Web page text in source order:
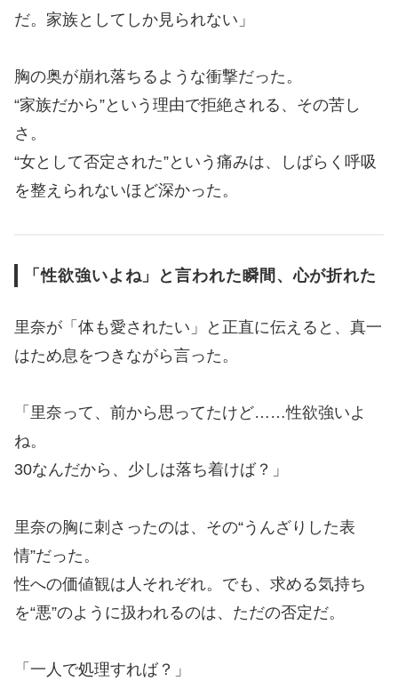
だ。家族としてしか見られない」
胸の奥が崩れ落ちるような衝撃だった。
“家族だから”という理由で拒絶される、その苦し
さ。
“女として否定された”という痛みは、しばらく呼吸
を整えられないほど深かった。
「性欲強いよね」と言われた瞬間、心が折れた
里奈が「体も愛されたい」と正直に伝えると、真一
はため息をつきながら言った。
「里奈って、前から思ってたけど……性欲強いよ
ね。
30なんだから、少しは落ち着けば？」
里奈の胸に刺さったのは、その“うんざりした表
情”だった。
性への価値観は人それぞれ。でも、求める気持ち
を“悪”のように扱われるのは、ただの否定だ。
「一人で処理すれば？」